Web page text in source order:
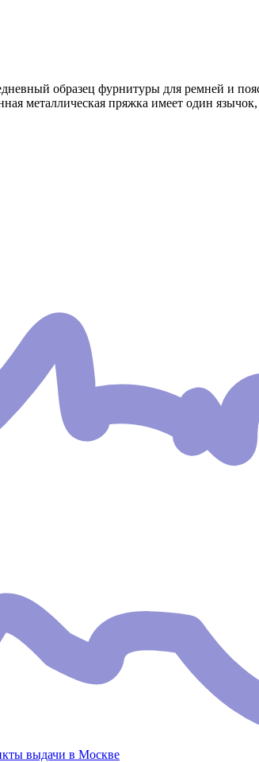
образец фурнитуры для ремней и
металлическая пряжка имеет один
выдачи в Москве